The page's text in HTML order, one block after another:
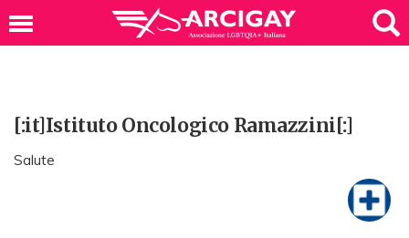
[:it]Istituto Oncologico Ramazzini[:]
Salute